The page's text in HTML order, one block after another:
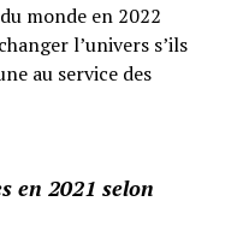
monde en 2022
l’univers s’ils
au service des
en 2021 selon